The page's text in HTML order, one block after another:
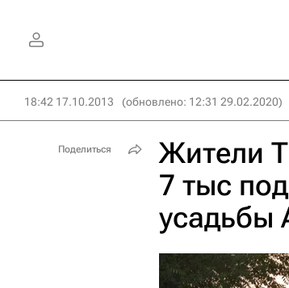
18:42 17.10.2013 (обновлено: 12:31 29.02.2020)
Жители
7 тыс
усадьбы
Поделиться